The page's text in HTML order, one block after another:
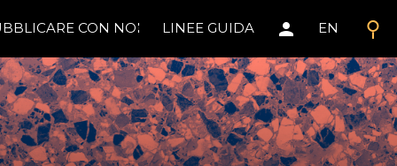
search
CON NOI LINEE GUIDA person EN